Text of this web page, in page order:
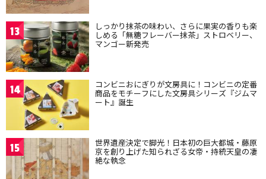
13 しっかり抹茶の味わい、さらに果実の香りも楽
しめる「無糖フレーバー抹茶」ストロベリー、
マンゴー新発売
14 コンビニおにぎりが文房具に！コンビニの定番
商品をモチーフにした文房具シリーズ『ジムマ
ート』誕生
15 世界遺産決定で脚光！日本初の巨大都城・藤原
京を創り上げた知られざる女帝・持統天皇の凄
絶な執念